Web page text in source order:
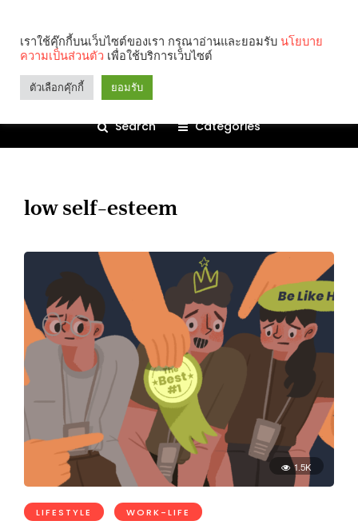
Search Categories
low self-esteem
1.5K
LIFESTYLE WORK-LIFE
เราใช้คุ๊กกี้บนเว็บไซต์ของเรา กรุณาอ่านและยอมรับ นโยบาย
ความเป็นส่วนตัว เพื่อใช้บริการเว็บไซต์
ตัวเลือกคุ๊กกี้ ยอมรับ